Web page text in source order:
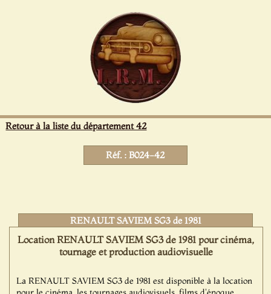
Retour à la liste du département 42
Réf. : B024-42
RENAULT SAVIEM SG3 de 1981
Location RENAULT SAVIEM SG3 de 1981 pour cinéma,
tournage et production audiovisuelle
La RENAULT SAVIEM SG3 de 1981 est disponible à la location